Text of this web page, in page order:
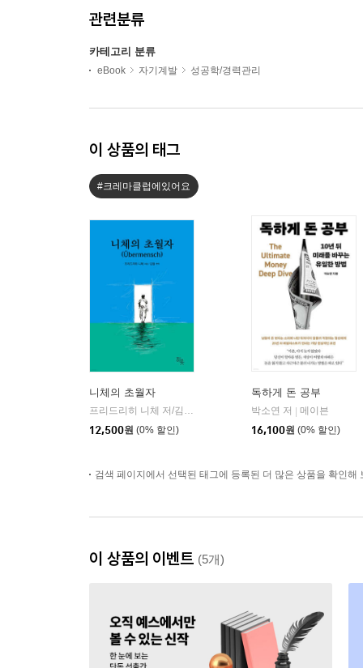
관련분류
카테고리 분류
eBook 자기계발 성공학/경력관리
이 상품의 태그
#크레마클럽에있어요
니체의 초월자
프리드리히 니체 저/김철 편역
12,500원 (0% 할인)
독하게 돈 공부
박소연 저
메이븐
16,100원 (0% 할인)
검색 페이지에서 선택된 태그에 등록된 더 많은 상품을 확인해
이 상품의 이벤트 (5개)